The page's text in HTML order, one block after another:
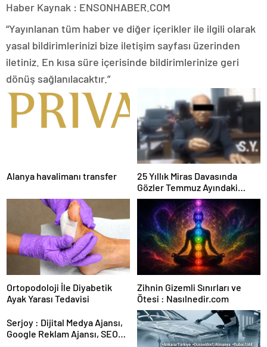
Haber Kaynak : ENSONHABER.COM
“Yayınlanan tüm haber ve diğer içerikler ile ilgili olarak
yasal bildirimlerinizi bize iletişim sayfası üzerinden
iletiniz. En kısa süre içerisinde bildirimlerinize geri
dönüş sağlanılacaktır.”
Alanya havalimanı transfer
25 Yıllık Miras Davasında
Gözler Temmuz Ayındaki
Karar Duruşmasına Çevrildi
Ortopodoloji İle Diyabetik
Ayak Yarası Tedavisi
Zihnin Gizemli Sınırları ve
Ötesi : Nasılnedir.com
Serjoy : Dijital Medya Ajansı,
Google Reklam Ajansı, SEO